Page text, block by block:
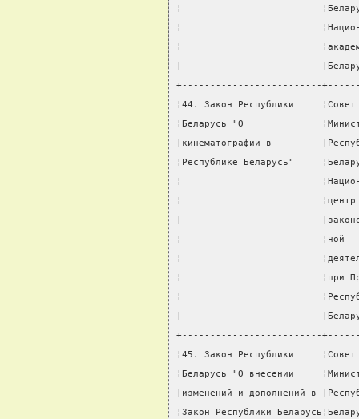
¦
¦
¦
¦
+-------------------------
¦44. Закон Республики
¦Беларусь "О
¦кинематографии в
¦Республике Беларусь"
¦
¦
¦
¦
¦
¦                         ¦при
¦
¦
+-------------------------
¦45. Закон Республики
¦Беларусь "О внесении
¦изменений и дополнений в
¦Закон Республики